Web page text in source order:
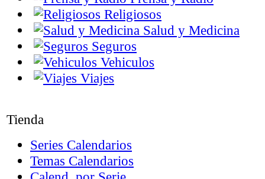
Religiosos
Salud y Medicina
Seguros
Vehiculos
Viajes
Tienda
Series Calendarios
Temas Calendarios